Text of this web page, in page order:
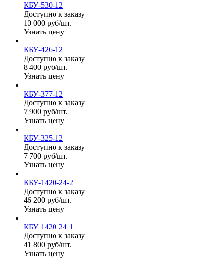
КБУ-530-12
Доступно к заказу
10 000 руб/шт.
Узнать цену
КБУ-426-12
Доступно к заказу
8 400 руб/шт.
Узнать цену
КБУ-377-12
Доступно к заказу
7 900 руб/шт.
Узнать цену
КБУ-325-12
Доступно к заказу
7 700 руб/шт.
Узнать цену
КБУ-1420-24-2
Доступно к заказу
46 200 руб/шт.
Узнать цену
КБУ-1420-24-1
Доступно к заказу
41 800 руб/шт.
Узнать цену